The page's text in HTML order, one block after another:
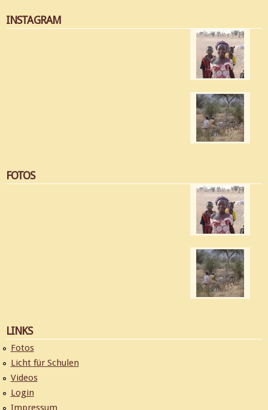
INSTAGRAM
FOTOS
LINKS
Fotos
Licht für Schulen
Videos
Login
Impressum